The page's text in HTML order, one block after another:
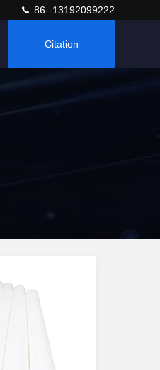
86--13192099222
Citation